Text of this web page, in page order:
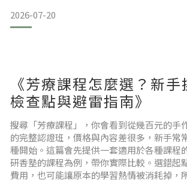
目前的開課安排與個人修課速度，約可在 3～
時間依當期課表而定完成 Level 1 後，研香塾
2026-07-20
《芳療課程怎麼選？新
檢查點與避雷指南》
搜尋「芳療課程」，你會看到從幾百元的手
的完整認證班，價格與內容差很多，新手常
種開始。這篇會先提供一套適用於各種課程
研香塾的課程為例，帶你實際比較。選錯起
費用，也可能讓原本的學習熱情被消耗掉，